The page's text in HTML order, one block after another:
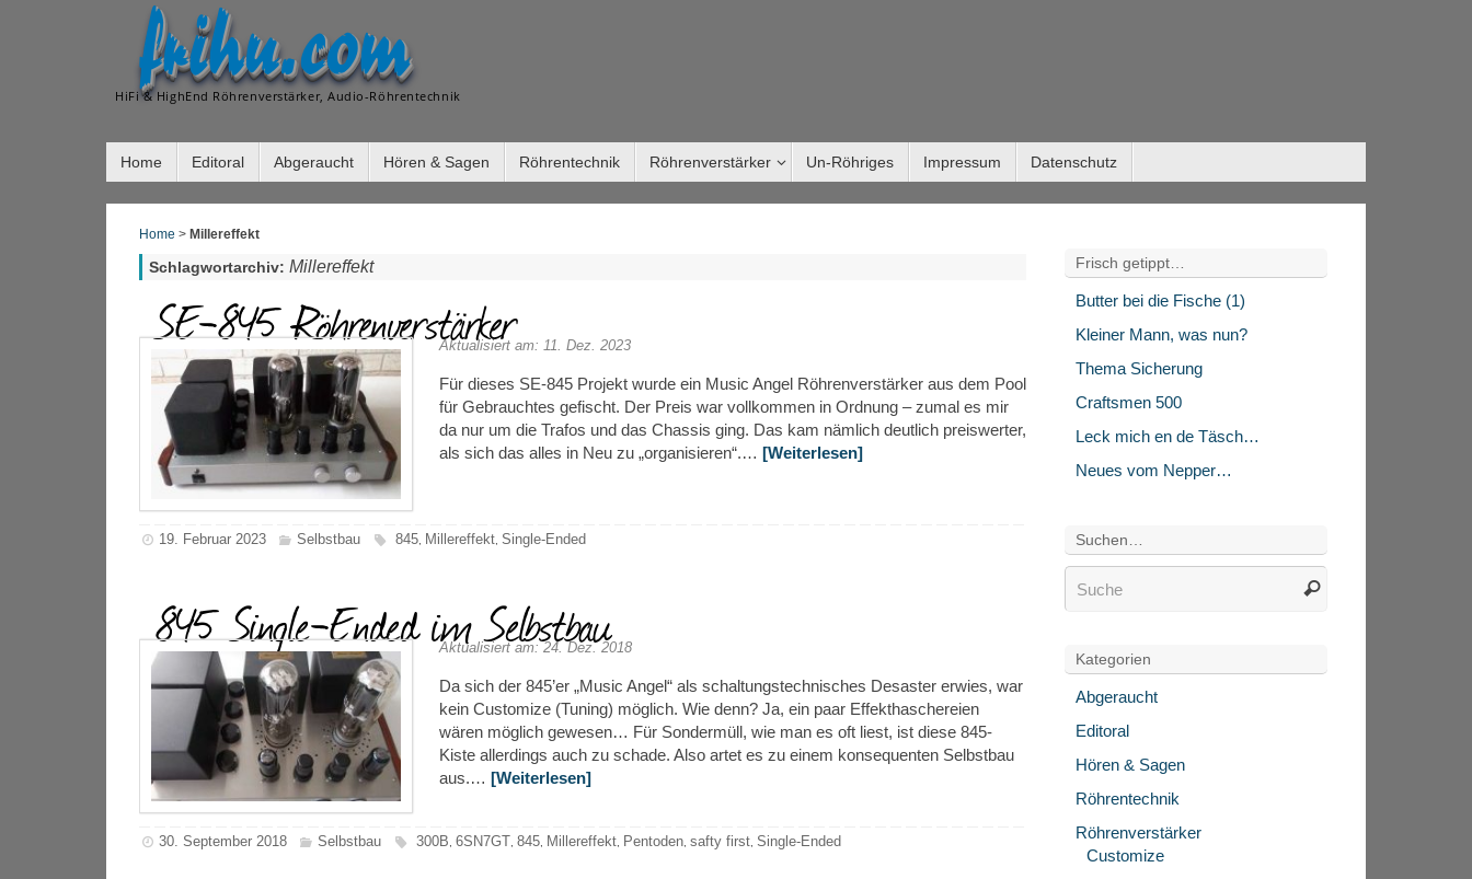
frihu.com
HiFi & HighEnd Röhrenverstärker, Audio-Röhrentechnik
Home Editoral Abgeraucht Hören & Sagen Röhrentechnik Röhrenverstärker Un-Röhriges Impressum Datenschutz
Home > Millereffekt
Schlagwortarchiv: Millereffekt
SE-845 RöhrenverstärkerAktualisiert am: 11. Dez. 2023
Für dieses SE-845 Projekt wurde ein Music Angel Röhrenverstärker aus dem Pool
für Gebrauchtes gefischt. Der Preis war vollkommen in Ordnung – zumal es mir
da nur um die Trafos und das Chassis ging. Das kam nämlich deutlich preiswerter,
als sich das alles in Neu zu „organisieren“.… [Weiterlesen]
19. Februar 2023 Selbstbau 845, Millereffekt, Single-Ended
845 Single-Ended im Selbstbau
Aktualisiert am: 24. Dez. 2018
Da sich der 845’er „Music Angel“ als schaltungstechnisches Desaster erwies, war
kein Customize (Tuning) möglich. Wie denn? Ja, ein paar Effekthaschereien
wären möglich gewesen… Für Sondermüll, wie man es oft liest, ist diese 845-
Kiste allerdings auch zu schade. Also artet es zu einem konsequenten Selbstbau
aus.… [Weiterlesen]
30. September 2018 Selbstbau 300B 6SN7GT 845, Millereffekt, Pentoden, safty first, Single-Ended
Frisch getippt…
Butter bei die Fische (1)
Kleiner Mann, was nun?
Thema Sicherung
Craftsmen 500
Leck mich en de Täsch…
Neues vom Nepper…
Suchen…
Kategorien
Abgeraucht
Editoral
Hören & Sagen
Röhrentechnik
Röhrenverstärker
Customize